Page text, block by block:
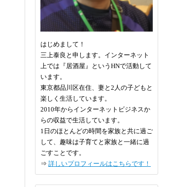
はじめまして！
三上泰良と申します。インターネット
上では『居酒屋』というHNで活動して
います。
東京都品川区在住、妻と2人の子どもと
楽しく生活しています。
2010年からインターネットビジネスか
らの収益で生活しています。
1日のほとんどの時間を家族と共に過ご
して、趣味は子育てと家族と一緒に過
ごすことです。
⇒ 詳しいプロフィールはこちらです！